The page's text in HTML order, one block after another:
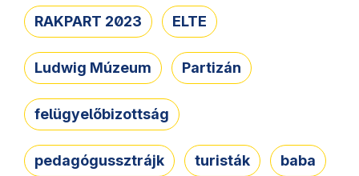
RAKPART 2023 ELTE
Ludwig Múzeum Partizán
felügyelőbizottság
pedagógussztrájk turisták baba